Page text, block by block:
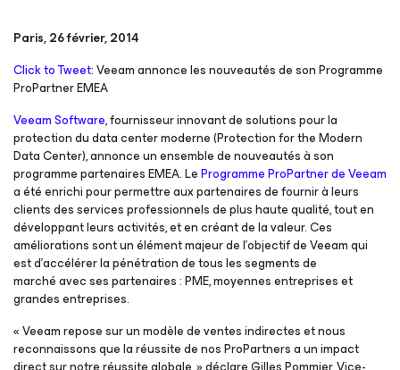
Paris, 26 février, 2014
Click to Tweet: Veeam annonce les nouveautés de son Programme
ProPartner EMEA
Veeam Software, fournisseur innovant de solutions pour la
protection du data center moderne (Protection for the Modern
Data Center), annonce un ensemble de nouveautés à son
programme partenaires EMEA. LeProgramme ProPartner de Veeam
a été enrichi pour permettre aux partenaires de fournir à leurs
clients des services professionnels de plus haute qualité, tout en
développant leurs activités, et en créant de la valeur. Ces
améliorations sont un élément majeur de l’objectif de Veeam qui
est d’accélérer la pénétration de tous les segments de
marché avec ses partenaires : PME, moyennes entreprises et
grandes entreprises.
« Veeam repose sur un modèle de ventes indirectes et nous
reconnaissons que la réussite de nos ProPartners a un impact